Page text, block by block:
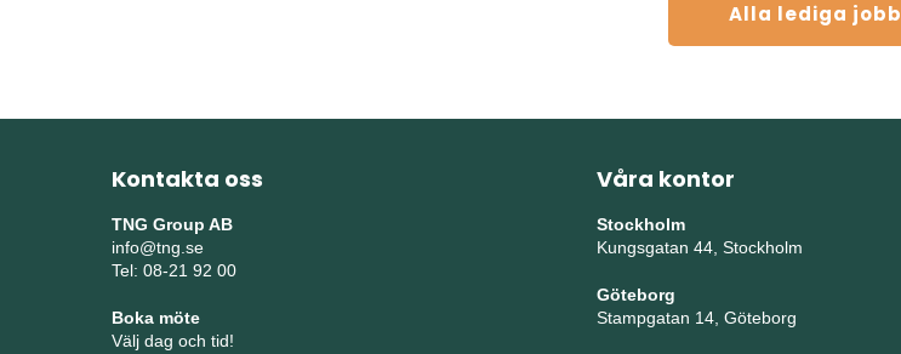
Alla lediga jobb
Kontakta oss
TNG Group AB
info@tng.se
Tel: 08-21 92 00
Boka möte
Välj dag och tid!
Våra kontor
Stockholm
Kungsgatan 44, Stockholm
Göteborg
Stampgatan 14, Göteborg